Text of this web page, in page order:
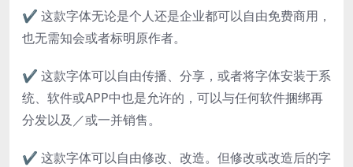
✔ 这款字体无论是个人还是企业都可以自由免费商用，
也无需知会或者标明原作者。
✔ 这款字体可以自由传播、分享，或者将字体安装于系
统、软件或APP中也是允许的，可以与任何软件捆绑再
分发以及／或一并销售。
✔ 这款字体可以自由修改、改造。但修改或改造后的字